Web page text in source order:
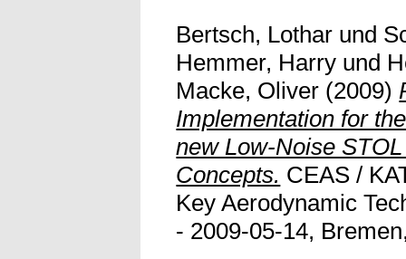
Bertsch, Lothar und
Hemmer, Harry und
Macke, Oliver (2009)
Implementation for
new Low-Noise
Concepts. CEAS /
Key Aerodynamic
- 2009-05-14,